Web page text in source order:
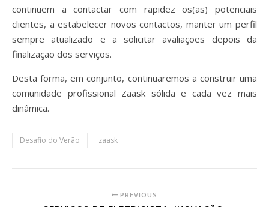
continuem a contactar com rapidez os(as) potenciais
clientes, a estabelecer novos contactos, manter um perfil
sempre atualizado e a solicitar avaliações depois da
finalização dos serviços.
Desta forma, em conjunto, continuaremos a construir uma
comunidade profissional Zaask sólida e cada vez mais
dinâmica.
Desafio do Verão zaask
PREVIOUS